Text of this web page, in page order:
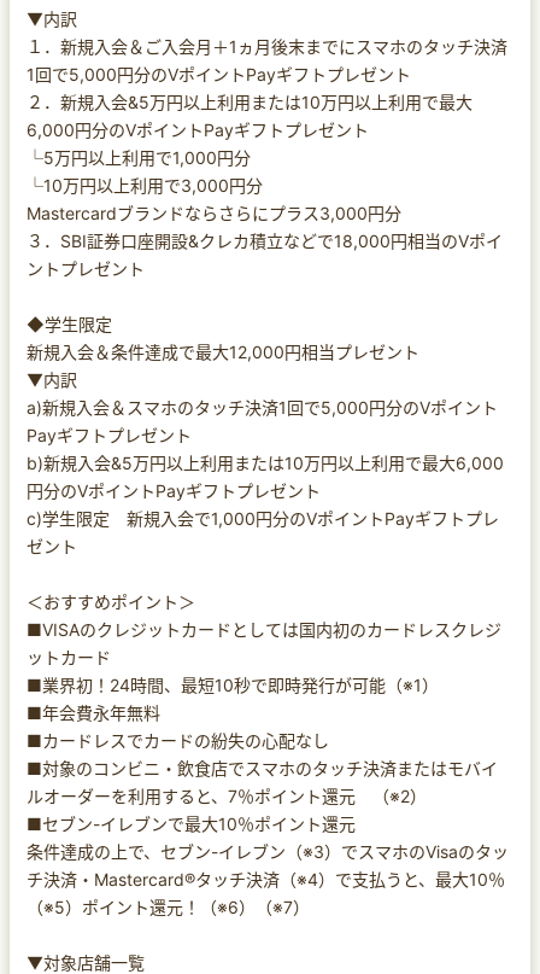
▼内訳
１．新規入会＆ご入会月＋1ヵ月後末までにスマホのタッチ決済
1回で5,000円分のVポイントPayギフトプレゼント
２．新規入会&5万円以上利用または10万円以上利用で最大
6,000円分のVポイントPayギフトプレゼント
└5万円以上利用で1,000円分
└10万円以上利用で3,000円分
Mastercardブランドならさらにプラス3,000円分
３．SBI証券口座開設&クレカ積立などで18,000円相当のVポイ
ントプレゼント
◆学生限定
新規入会＆条件達成で最大12,000円相当プレゼント
▼内訳
a)新規入会＆スマホのタッチ決済1回で5,000円分のVポイント
Payギフトプレゼント
b)新規入会&5万円以上利用または10万円以上利用で最大6,000
円分のVポイントPayギフトプレゼント
c)学生限定 新規入会で1,000円分のVポイントPayギフトプレ
ゼント
＜おすすめポイント＞
■VISAのクレジットカードとしては国内初のカードレスクレジ
ットカード
■業界初！24時間、最短10秒で即時発行が可能（※1）
■年会費永年無料
■カードレスでカードの紛失の心配なし
■対象のコンビニ・飲食店でスマホのタッチ決済またはモバイ
ルオーダーを利用すると、7％ポイント還元 （※2）
■セブン-イレブンで最大10％ポイント還元
条件達成の上で、セブン-イレブン（※3）でスマホのVisaのタッ
チ決済・Mastercard®タッチ決済（※4）で支払うと、最大10％
（※5）ポイント還元！（※6）（※7）
▼対象店舗一覧